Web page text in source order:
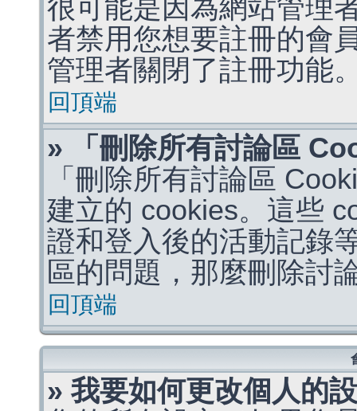
很可能是因為網站管理
者禁用您想要註冊的會
管理者關閉了註冊功能
回頂端
» 「刪除所有討論區
「刪除所有討論區
建立的 cookies。這些
證和登入後的活動記錄
區的問題，那麼刪除討
回頂端
» 我要如何更改個人的